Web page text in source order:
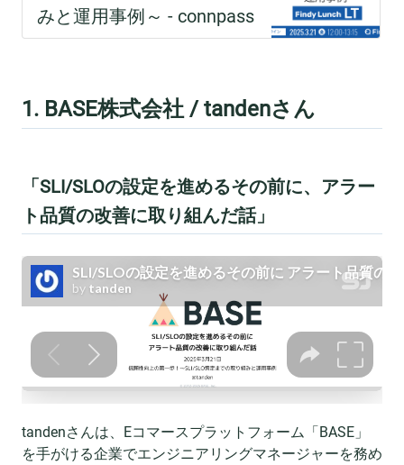
1. BASE株式会社 / tandenさん
「SLI/SLOの設定を進めるその前に、アラー
ト品質の改善に取り組んだ話」
tandenさんは、Eコマースプラットフォーム「BASE」
を手がける企業でエンジニアリングマネージャーを務め